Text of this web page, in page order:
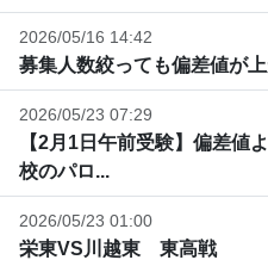
2026/05/16 14:42
募集人数絞っても偏差値が
2026/05/23 07:29
【2月1日午前受験】偏差値
校のパロ...
2026/05/23 01:00
栄東VS川越東 東高戦